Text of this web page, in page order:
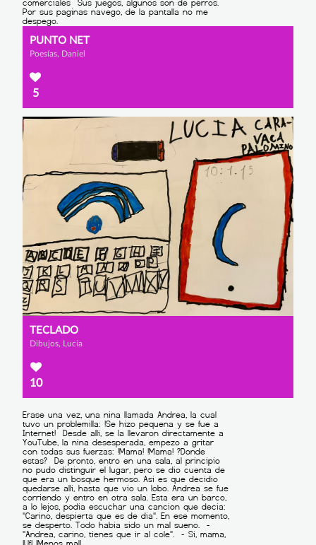
PUNTO NET
Poesías, Daniel
5
TECLADO
Dibujos, Lucía
10